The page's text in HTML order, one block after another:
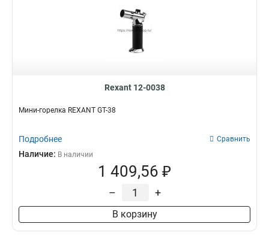
Rexant 12-0038
Мини-горелка REXANT GT-38
Подробнее Сравнить
Наличие: В наличии
1 409,56 ₽
– +
В корзину